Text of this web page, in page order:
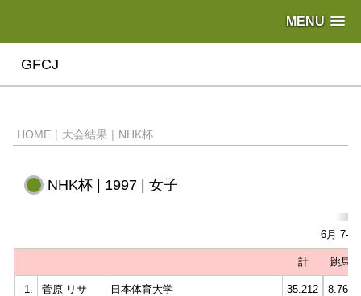
MENU
GFCJ
HOME | 大会結果 | NHK杯
NHK杯 | 1997 | 女子
6月 7-8
計 跳馬
1. 菅原 リサ 日本体育大学 35.212 8.762